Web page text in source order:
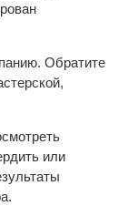
Обратите
или